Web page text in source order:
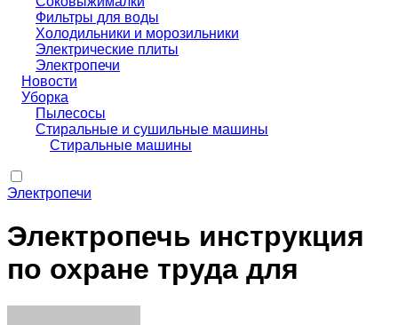
Фильтры для воды
Холодильники и морозильники
Электрические плиты
Электропечи
Новости
Уборка
Пылесосы
Стиральные и сушильные машины
Стиральные машины
Электропечи
Электропечь инструкция
по охране труда для